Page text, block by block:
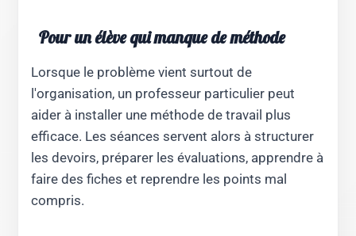
Pour un élève qui manque de méthode
Lorsque le problème vient surtout de
l'organisation, un professeur particulier peut
aider à installer une méthode de travail plus
efficace. Les séances servent alors à structurer
les devoirs, préparer les évaluations, apprendre à
faire des fiches et reprendre les points mal
compris.